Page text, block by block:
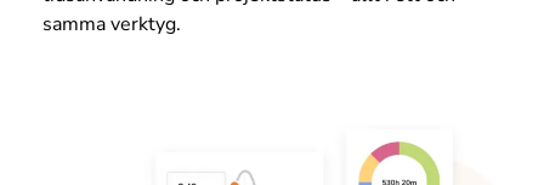
samma verktyg.